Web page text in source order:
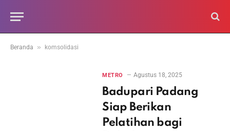
Beranda » komsolidasi
METRO Agustus 18, 2025
Badupari Padang
Siap Berikan
Pelatihan bagi